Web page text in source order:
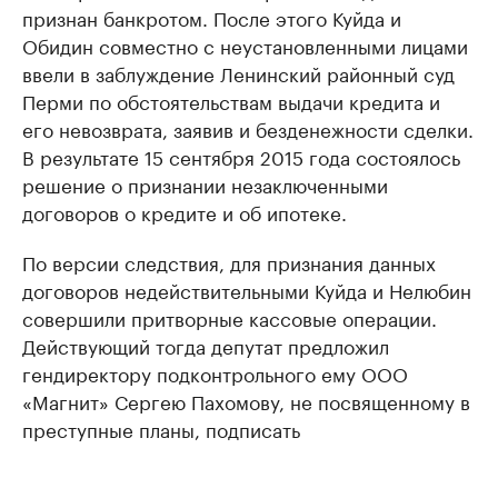
признан банкротом. После этого Куйда и
Обидин совместно с неустановленными лицами
ввели в заблуждение Ленинский районный суд
Перми по обстоятельствам выдачи кредита и
его невозврата, заявив и безденежности сделки.
В результате 15 сентября 2015 года состоялось
решение о признании незаключенными
договоров о кредите и об ипотеке.
По версии следствия, для признания данных
договоров недействительными Куйда и Нелюбин
совершили притворные кассовые операции.
Действующий тогда депутат предложил
гендиректору подконтрольного ему ООО
«Магнит» Сергею Пахомову, не посвященному в
преступные планы, подписать